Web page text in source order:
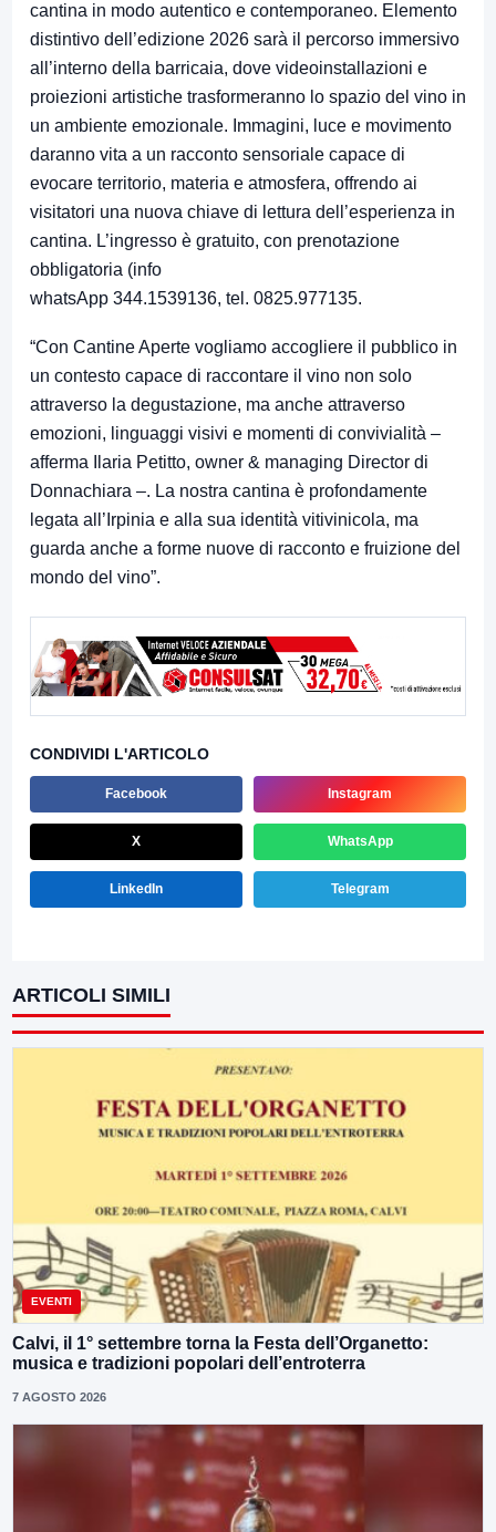
cantina in modo autentico e contemporaneo. Elemento
distintivo dell’edizione 2026 sarà il percorso immersivo
all’interno della barricaia, dove videoinstallazioni e
proiezioni artistiche trasformeranno lo spazio del vino in
un ambiente emozionale. Immagini, luce e movimento
daranno vita a un racconto sensoriale capace di
evocare territorio, materia e atmosfera, offrendo ai
visitatori una nuova chiave di lettura dell’esperienza in
cantina. L’ingresso è gratuito, con prenotazione
obbligatoria (info
whatsApp 344.1539136, tel. 0825.977135.
“Con Cantine Aperte vogliamo accogliere il pubblico in
un contesto capace di raccontare il vino non solo
attraverso la degustazione, ma anche attraverso
emozioni, linguaggi visivi e momenti di convivialità –
afferma Ilaria Petitto, owner & managing Director di
Donnachiara –. La nostra cantina è profondamente
legata all’Irpinia e alla sua identità vitivinicola, ma
guarda anche a forme nuove di racconto e fruizione del
mondo del vino”.
CONDIVIDI L'ARTICOLO
Facebook Instagram
X WhatsApp
LinkedIn Telegram
ARTICOLI SIMILI
EVENTI
Calvi, il 1° settembre torna la Festa dell’Organetto:
musica e tradizioni popolari dell’entroterra
7 AGOSTO 2026